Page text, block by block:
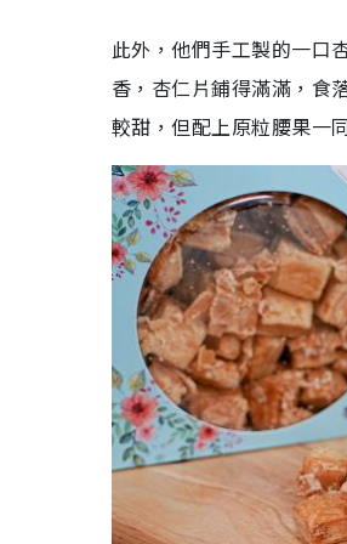
此外，他們手工製的一口
香，杏仁片鋪得滿滿，食
較甜，但配上原粒腰果一